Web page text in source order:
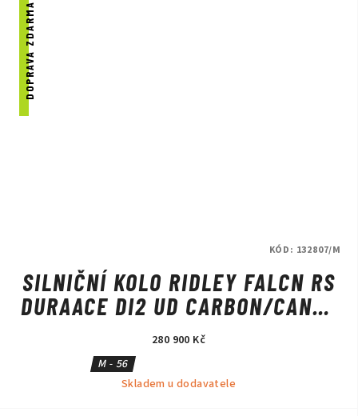
DOPRAVA ZDARMA
SILNIČNÍ KOLO RIDLEY FALCN RS
DURAACE DI2 UD CARBON/CANDY
RED METALLIC/SILVER
280 900 Kč
M - 56
Skladem u dodavatele
KÓD: 132807/M